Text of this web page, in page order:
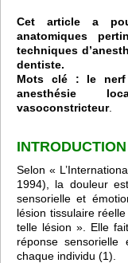
Cet article a
anatomiques
techniques
dentiste.
Mots clé : le nerf
anesthésie
vasoconstricteur.
INTRODUCTION
Selon «
1994), la douleur
sensorielle et
lésion tissulaire
telle lésion ». Elle
réponse
chaque individu (1).